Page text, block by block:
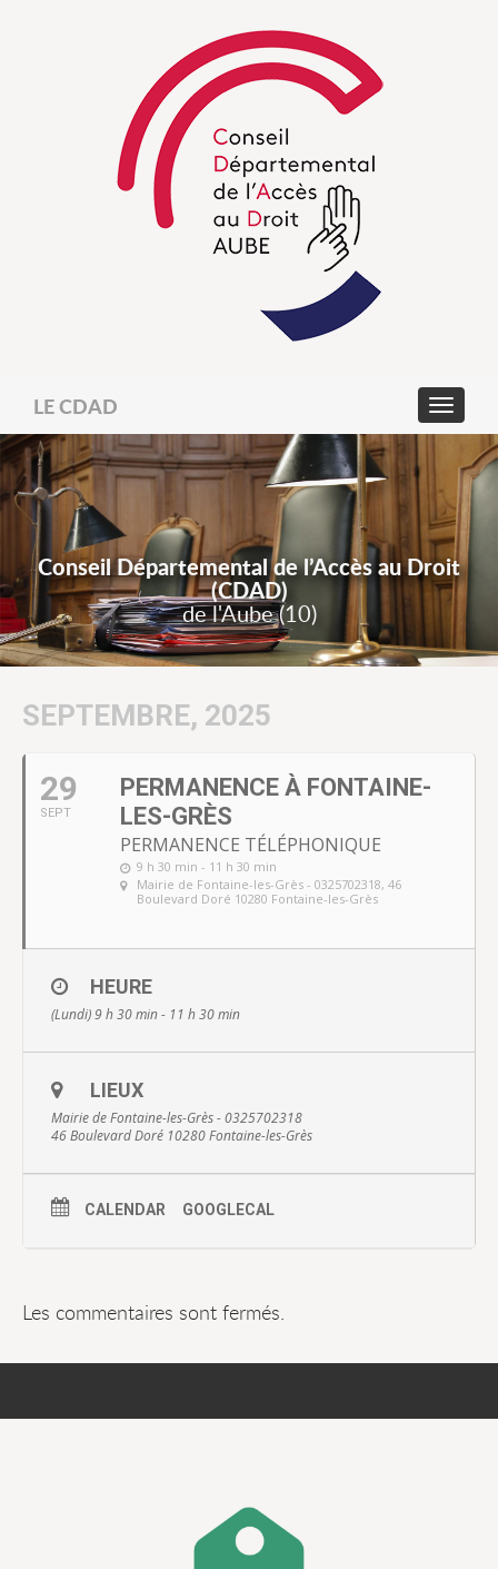
LE CDAD
Conseil Départemental de l’Accès au Droit
(CDAD)
de l'Aube (10)
SEPTEMBRE, 2025
29
SEPT
PERMANENCE À FONTAINE-
LES-GRÈS
PERMANENCE TÉLÉPHONIQUE
9 h 30 min - 11 h 30 min
Mairie de Fontaine-les-Grès - 0325702318, 46
Boulevard Doré 10280 Fontaine-les-Grès
HEURE
(Lundi) 9 h 30 min - 11 h 30 min
LIEUX
Mairie de Fontaine-les-Grès - 0325702318
46 Boulevard Doré 10280 Fontaine-les-Grès
CALENDAR GOOGLECAL
Les commentaires sont fermés.